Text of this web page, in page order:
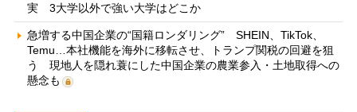
実 3大学以外で強い大学はどこか
急増する中国企業の“国籍ロンダリング” SHEIN、TikTok、
Temu…本社機能を海外に移転させ、トランプ関税の回避を狙
う 現地人を隠れ蓑にした中国企業の農業参入・土地取得への
懸念も